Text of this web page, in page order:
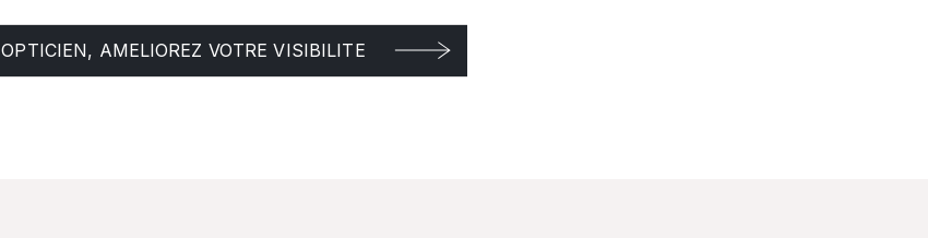
OPTICIEN, AMELIOREZ VOTRE VISIBILITE